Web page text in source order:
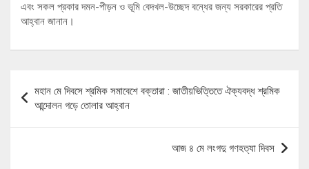
এবং সকল প্রকার দমন-পীড়ন ও ভূমি বেদখল-উচ্ছেদ বন্ধের জন্য সরকারের প্রতি
আহ্বান জানান।
navigation
মহান মে দিবসে শ্রমিক সমাবেশে বক্তারা : জাতীয়ভিত্তিতে ঐক্যবদ্ধ শ্রমিক
আন্দোলন গড়ে তোলার আহ্বান
আজ ৪ মে লংগদু গণহত্যা দিবস